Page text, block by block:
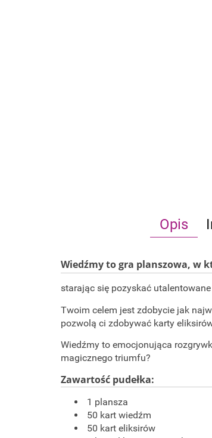
Opis
Wiedźmy to gra planszowa, w
starając się pozyskać
Twoim celem jest zdobycie jak
pozwolą ci zdobywać karty
Wiedźmy to emocjonująca
magicznego triumfu?
Zawartość pudełka:
1 plansza
50 kart wiedźm
50 kart eliksirów